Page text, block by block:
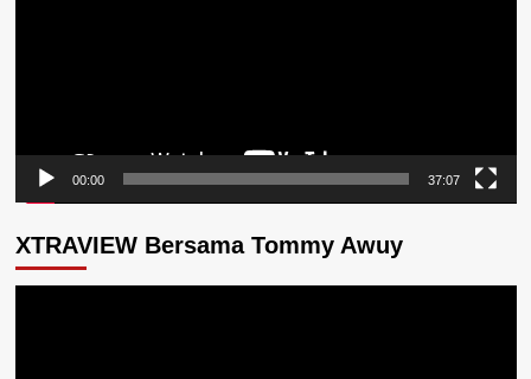
00:00 37:07
XTRAVIEW Bersama Tommy Awuy